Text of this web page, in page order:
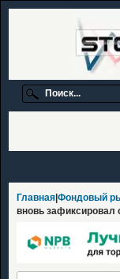
Главная Фондовый
вновь зафиксировал